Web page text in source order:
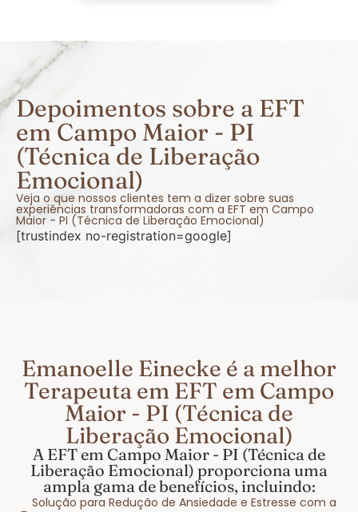
Depoimentos sobre a EFT
em Campo Maior - PI
(Técnica de Liberação
Emocional)
Veja o que nossos clientes tem a dizer sobre suas
experiências transformadoras com a EFT em Campo
Maior - PI (Técnica de Liberação Emocional)
[trustindex no-registration=google]
Emanoelle Einecke é a melhor
Terapeuta em EFT em Campo
Maior - PI (Técnica de
Liberação Emocional)
A EFT em Campo Maior - PI (Técnica de
Liberação Emocional) proporciona uma
ampla gama de benefícios, incluindo:
Solução para Redução de Ansiedade e Estresse com a